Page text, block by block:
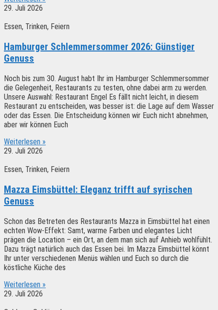
29. Juli 2026
Essen, Trinken, Feiern
Hamburger Schlemmersommer 2026: Günstiger
Genuss
Noch bis zum 30. August habt Ihr im Hamburger Schlemmersommer
die Gelegenheit, Restaurants zu testen, ohne dabei arm zu werden.
Unsere Auswahl: Restaurant Engel Es fällt nicht leicht, in diesem
Restaurant zu entscheiden, was besser ist: die Lage auf dem Wasser
oder das Essen. Die Entscheidung können wir Euch nicht abnehmen,
aber wir können Euch
Weiterlesen »
29. Juli 2026
Essen, Trinken, Feiern
Mazza Eimsbüttel: Eleganz trifft auf syrischen
Genuss
Schon das Betreten des Restaurants Mazza in Eimsbüttel hat einen
echten Wow-Effekt: Samt, warme Farben und elegantes Licht
prägen die Location – ein Ort, an dem man sich auf Anhieb wohlfühlt.
Dazu trägt natürlich auch das Essen bei. Im Mazza Eimsbüttel könnt
Ihr unter verschiedenen Menüs wählen und Euch so durch die
köstliche Küche des
Weiterlesen »
29. Juli 2026